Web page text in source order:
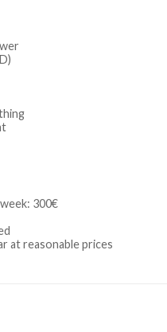
300€
at reasonable prices